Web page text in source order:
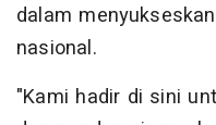
dalam
nasional.
"Kami hadir di sini